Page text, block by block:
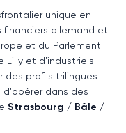
unique en
financiers allemand et
et du Parlement
Lilly et d'industriels
des profils trilingues
d'opérer dans des
Strasbourg / Bâle /